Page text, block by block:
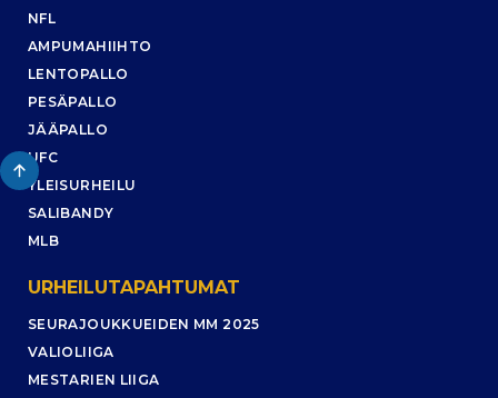
NFL
AMPUMAHIIHTO
LENTOPALLO
PESÄPALLO
JÄÄPALLO
UFC
YLEISURHEILU
SALIBANDY
MLB
URHEILUTAPAHTUMAT
SEURAJOUKKUEIDEN MM 2025
VALIOLIIGA
MESTARIEN LIIGA